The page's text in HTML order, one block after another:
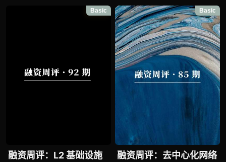
Basic
融资周评：L2 基础设施
Basic
融资周评：去中心化网络